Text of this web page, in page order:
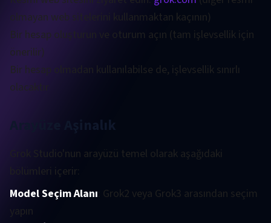
olmayan web sitelerini kullanmaktan kaçının)
Bir hesap oluşturun ve oturum açın (tam işlevsellik için
önerilir)
Bir hesap olmadan kullanılabilse de, işlevsellik sınırlı
olacaktır
Arayüze Aşinalık
Grok Studio'nun arayüzü temel olarak aşağıdaki
bölümleri içerir:
Model Seçim Alanı: Grok2 veya Grok3 arasından seçim
yapın